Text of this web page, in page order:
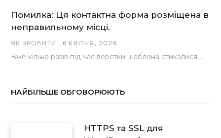
Помилка: Ця контактна форма розміщена в
неправильному місці.
ЯК ЗРОБИТИ 6 КВІТНЯ, 2026
Вже кілька разів під час верстки шаблона стикалися з проблемою, коли замість контактної форми, згенерованої…
НАЙБІЛЬШЕ ОБГОВОРЮЮТЬ
HTTPS та SSL для